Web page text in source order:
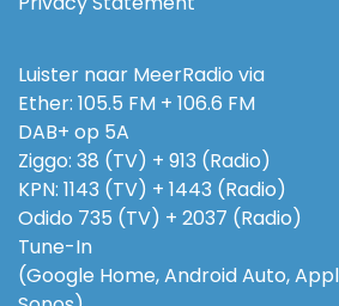
Luister naar MeerRadio via
Ether: 105.5 FM + 106.6 FM
DAB+ op 5A
Ziggo: 38 (TV) + 913 (Radio)
KPN: 1143 (TV) + 1443 (Radio)
Odido 735 (TV) + 2037 (Radio)
Tune-In
(Google Home, Android Auto,